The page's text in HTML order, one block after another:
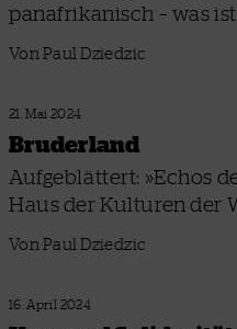
panafrikanisch – was
Von Paul Dziedzic
21. Mai 2024
Bruderland
Aufgeblättert: »Echos
Haus der Kulturen der
Von Paul Dziedzic
16. April 2024